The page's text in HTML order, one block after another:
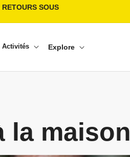
SOUS
Activités Explore
la maison